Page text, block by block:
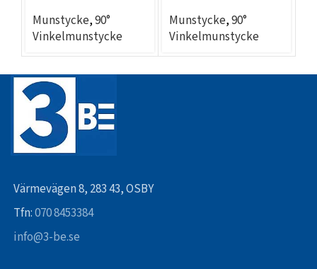
Munstycke,90°
Vinkelmunstycke
Munstycke,90°
Vinkelmunstycke
Värmevägen 8, 283 43, OSBY
Tfn:070 8453384
info@3-be.se